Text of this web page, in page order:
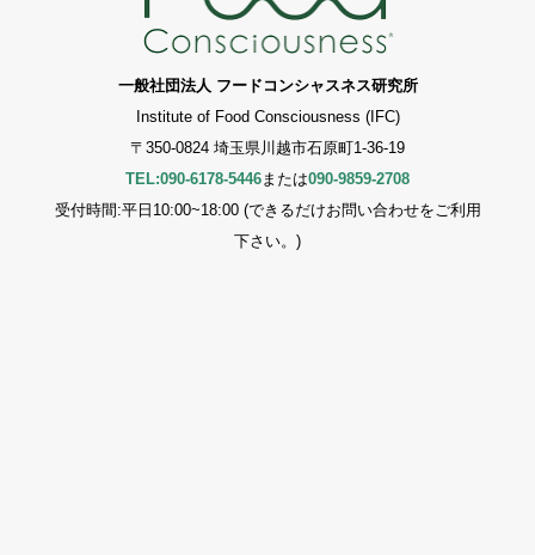
一般社団法人 フードコンシャスネス研究所
Institute of Food Consciousness (IFC)
〒350-0824 埼玉県川越市石原町1-36-19
TEL:090-6178-5446 または090-9859-2708
受付時間:平日10:00~18:00 (できるだけお問い合わせをご利用
下さい。)